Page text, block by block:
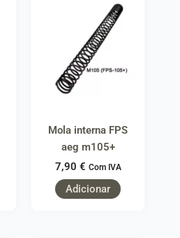
Mola interna FPS
aeg m105+
7,90 € Com IVA
Adicionar